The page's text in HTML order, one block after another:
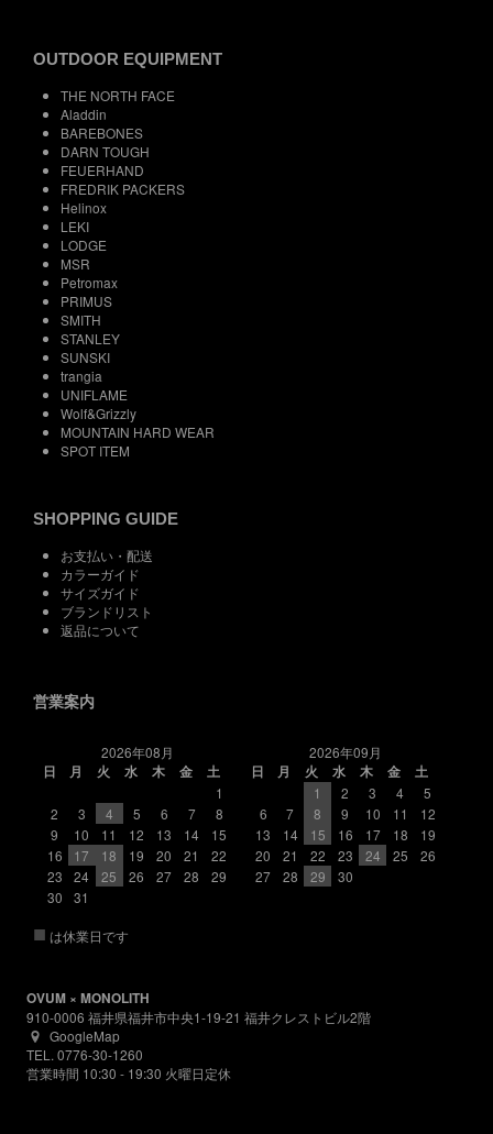
OUTDOOR EQUIPMENT
THE NORTH FACE
Aladdin
BAREBONES
DARN TOUGH
FEUERHAND
FREDRIK PACKERS
Helinox
LEKI
LODGE
MSR
Petromax
PRIMUS
SMITH
STANLEY
SUNSKI
trangia
UNIFLAME
Wolf&Grizzly
MOUNTAIN HARD WEAR
SPOT ITEM
SHOPPING GUIDE
お支払い・配送
カラーガイド
サイズガイド
ブランドリスト
返品について
営業案内
2026年08月
日
月 火 水 木 金
土
1
2
3 4 5 6 7
8
9
10 11 12 13 14
15
16
17 18 19 20 21
22
23
24 25 26 27 28
29
30
31
2026年09月
日
月 火 水 木 金
土
1
2 3 4
5
6
7 8 9 10 11
12
13
14 15 16 17 18
19
20
21 22 23 24 25
26
27
28 29 30
■ は休業日です
OVUM × MONOLITH
910-0006 福井県福井市中央1-19-21 福井クレストビル2階
GoogleMap
TEL. 0776-30-1260
営業時間 10:30 - 19:30 火曜日定休